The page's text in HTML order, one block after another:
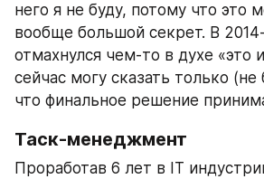
него я не буду, потому что это
вообще большой секрет. В
отмахнулся чем-то в духе «это
сейчас могу сказать только (не
что финальное решение
Таск-менеджмент
Проработав 6 лет в IT